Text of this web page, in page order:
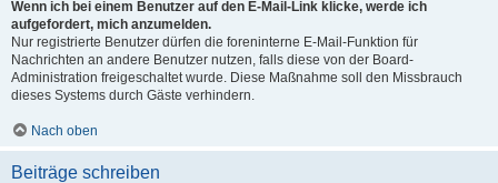
Wenn ich bei einem Benutzer auf den E-Mail-Link klicke, werde ich
aufgefordert, mich anzumelden.
Nur registrierte Benutzer dürfen die foreninterne E-Mail-Funktion für
Nachrichten an andere Benutzer nutzen, falls diese von der Board-
Administration freigeschaltet wurde. Diese Maßnahme soll den Missbrauch
dieses Systems durch Gäste verhindern.
Nach oben
Beiträge schreiben